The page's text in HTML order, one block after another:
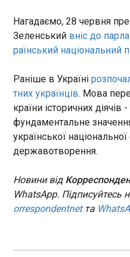
Генштаб
16:37:29
Від початку доби і
української армії.
шести ключових напрямках, повідомив
ЗСУ в оперативному
Біля Терапевтичного
16:29:12
Нагадаємо, 28 червня
Зеленський вніс до
раїнський національний
Раніше в Україні
тних українців. Мова
країни історичних діячів
фундаментальне
української
державотворення.
Новини від
WhatsApp. Підписуйтесь
orrespondentnetта